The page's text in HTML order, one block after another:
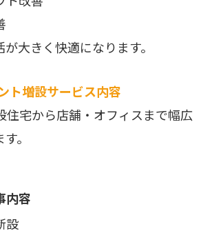
大きく快適になります。
ト増設サービス内容
住宅から店舗・オフィスまで幅広
。
内容
設